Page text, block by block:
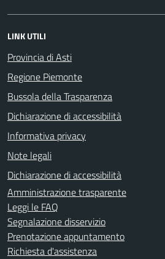
LINK UTILI
Provincia di Asti
Regione Piemonte
Bussola della Trasparenza
Dichiarazione di accessibilità
Informativa privacy
Note legali
Dichiarazione di accessibilità
Amministrazione trasparente
Leggi le FAQ
Segnalazione disservizio
Prenotazione appuntamento
Richiesta d'assistenza